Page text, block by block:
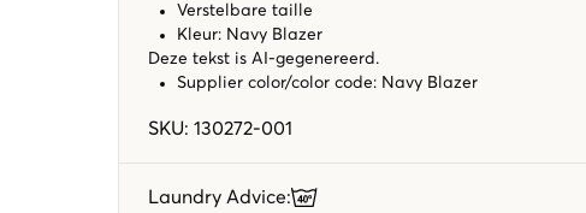
Verstelbare taille
Kleur: Navy Blazer
Deze tekst is AI-gegenereerd.
Supplier color/color code: Navy Blazer
SKU: 130272-001
Laundry Advice: